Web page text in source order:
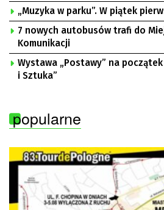
„Muzyka w parku”. W piątek
7 nowych autobusów trafi do
Komunikacji
Wystawa „Postawy” na
i Sztuka”
popularne